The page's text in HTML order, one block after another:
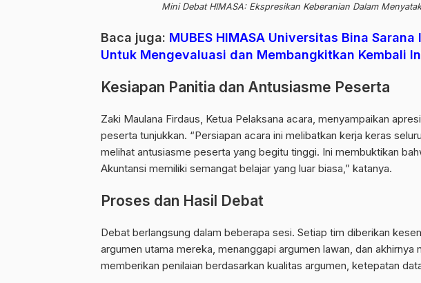
Mini Debat HIMASA: Ekspresikan Keberanian Dalam
Baca juga: MUBES HIMASA Universitas Bina
Untuk Mengevaluasi dan Membangkitkan Kembali
Kesiapan Panitia dan Antusiasme Peserta
Zaki Maulana Firdaus, Ketua Pelaksana acara, menyampaikan
peserta tunjukkan. “Persiapan acara ini melibatkan kerja keras
melihat antusiasme peserta yang begitu tinggi. Ini membuktikan
Akuntansi memiliki semangat belajar yang luar biasa,” katanya.
Proses dan Hasil Debat
Debat berlangsung dalam beberapa sesi. Setiap tim diberikan
argumen utama mereka, menanggapi argumen lawan, dan akhirnya
memberikan penilaian berdasarkan kualitas argumen, ketepatan